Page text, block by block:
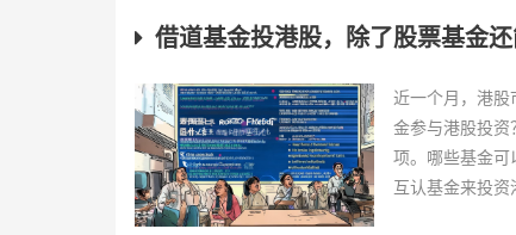
借道基金投港股，除了股票基金还
近一个月，港
金参与港股投
项。哪些基金
互认基金来投